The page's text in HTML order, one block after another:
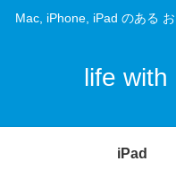
Mac, iPhone, iPad のある
life with
iPad